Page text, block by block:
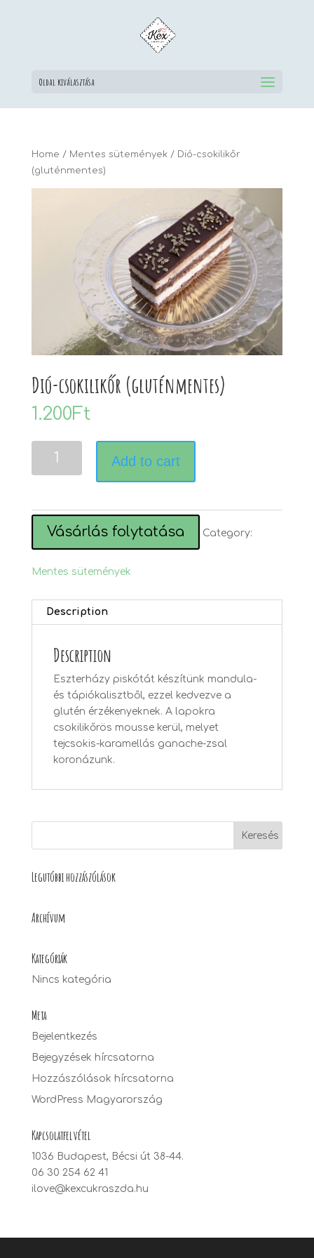
Oldal kiválasztása
Home / Mentes sütemények/ Dió-csokilikőr
(gluténmentes)
Dió-csokilikőr (gluténmentes)
1.200Ft
csokilikőr
(gluténmentes)
Add to cart
Vásárlás folytatása Category:
Mentes sütemények
Description
Description
Eszterházy piskótát készítünk mandula-
és tápiókalisztből, ezzel kedvezve a
glutén érzékenyeknek. A lapokra
csokilikőrös mousse kerül, melyet
tejcsokis-karamellás ganache-zsal
koronázunk.
Legutóbbi hozzászólások
Archívum
Kategóriák
Nincs kategória
Meta
Bejelentkezés
Bejegyzések hírcsatorna
Hozzászólások hírcsatorna
WordPress Magyarország
Kapcsolatfelvétel
1036 Budapest, Bécsi út 38-44.
06 30 254 62 41
ilove@kexcukraszda.hu